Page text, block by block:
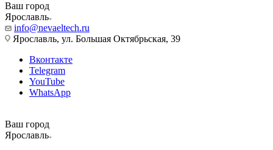
Ваш город
Ярославль
info@nevaeltech.ru
Ярославль, ул. Большая Октябрьская, 39
Вконтакте
Telegram
YouTube
WhatsApp
Ваш город
Ярославль